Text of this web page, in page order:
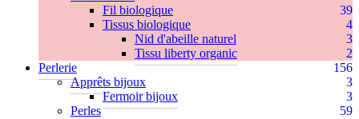
Fil biologique
39
Tissus biologique
4
Nid d'abeille naturel
3
Tissu liberty organic
2
Perlerie
156
Apprêts bijoux
3
Fermoir bijoux
3
Perles
59